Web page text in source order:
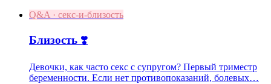
Q&A · секс-и-близость
Близость ❣️
Девочки, как часто секс с супругом? Первый триместр
беременности. Если нет противопоказаний, болевых…